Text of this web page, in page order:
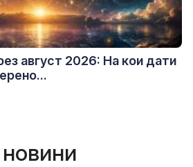
август 2026: На кои дати